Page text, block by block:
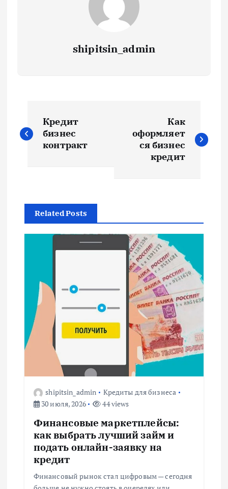
shipitsin_admin
а
г
а
п
Кредит
бизнес
контракт
Как
оформляет
ся бизнес
кредит
Related Posts
shipitsin_admin
Кредиты для бизнеса
30 июля, 2026
44 views
Финансовые маркетплейсы:
как выбрать лучший займ и
подать онлайн-заявку на
кредит
Финансовый рынок стал цифровым — сегодня